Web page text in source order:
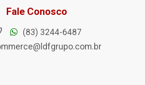
Fale Conosco
(83) 3244-6487